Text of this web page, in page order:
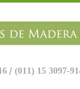
/ (011) 15 3097-